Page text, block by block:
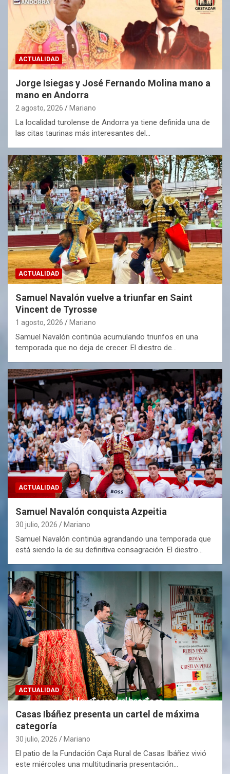
ACTUALIDAD
Jorge Isiegas y José Fernando Molina mano a
mano en Andorra
2 agosto, 2026 Mariano
La localidad turolense de Andorra ya tiene definida una de
las citas taurinas más interesantes del…
ACTUALIDAD
Samuel Navalón vuelve a triunfar en Saint
Vincent de Tyrosse
1 agosto, 2026 Mariano
Samuel Navalón continúa acumulando triunfos en una
temporada que no deja de crecer. El diestro de…
ACTUALIDAD
Samuel Navalón conquista Azpeitia
30 julio, 2026 Mariano
Samuel Navalón continúa agrandando una temporada que
está siendo la de su definitiva consagración. El diestro…
ACTUALIDAD
Casas Ibáñez presenta un cartel de máxima
categoría
30 julio, 2026 Mariano
El patio de la Fundación Caja Rural de Casas Ibáñez vivió
este miércoles una multitudinaria presentación…